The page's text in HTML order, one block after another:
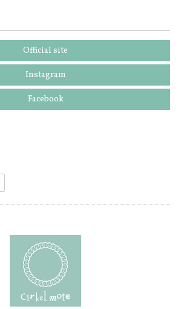
Official site
Instagram
Facebook